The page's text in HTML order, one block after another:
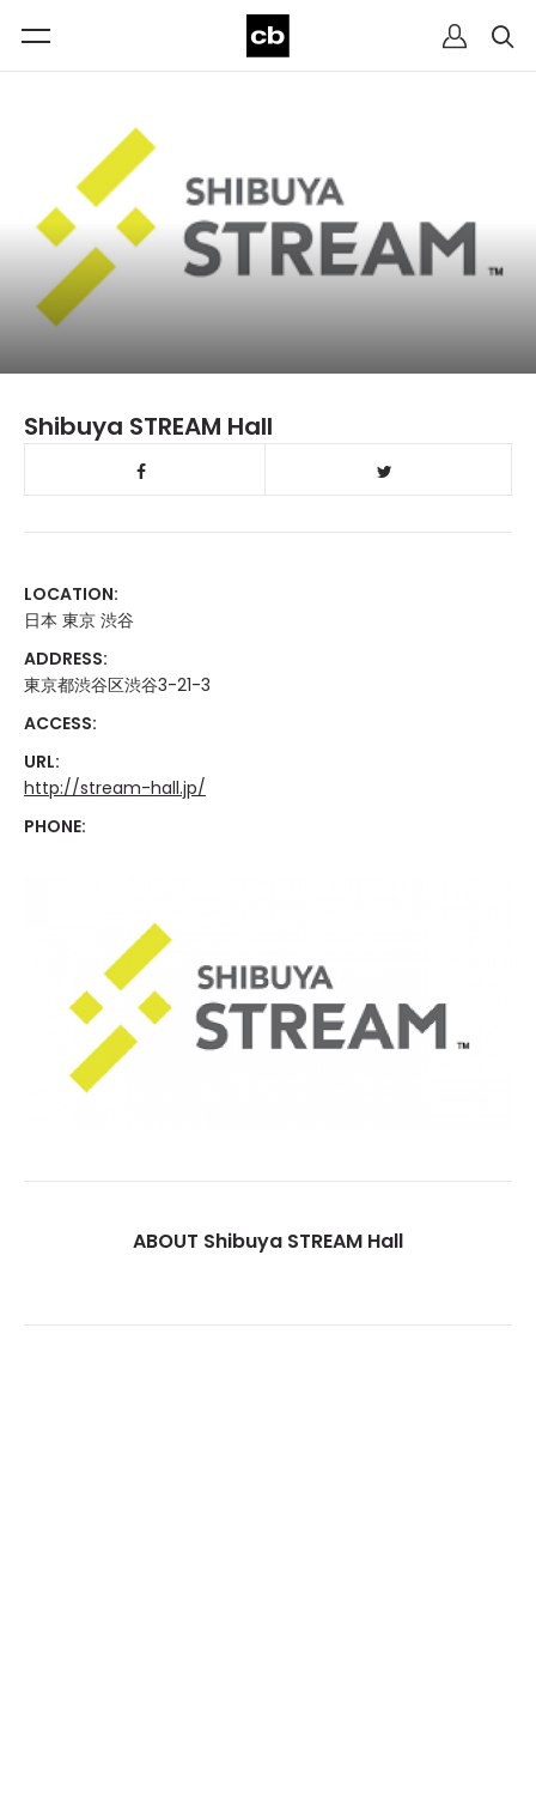
Shibuya STREAM Hall
LOCATION:
日本 東京 渋谷
ADDRESS:
東京都渋谷区渋谷3-21-3
ACCESS:
URL:
http://stream-hall.jp/
PHONE:
ABOUT Shibuya STREAM Hall